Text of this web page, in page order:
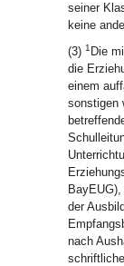
seiner
keine
(3) 1 Die
die
einem
sonstigen
der
nach